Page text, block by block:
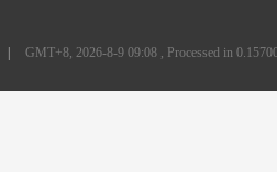
GMT+8, 2026-8-9 09:08 , Processed in